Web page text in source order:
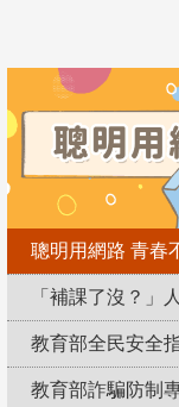
聰明用網路 青春
「補課了沒？」
教育部全民安全
教育部詐騙防制